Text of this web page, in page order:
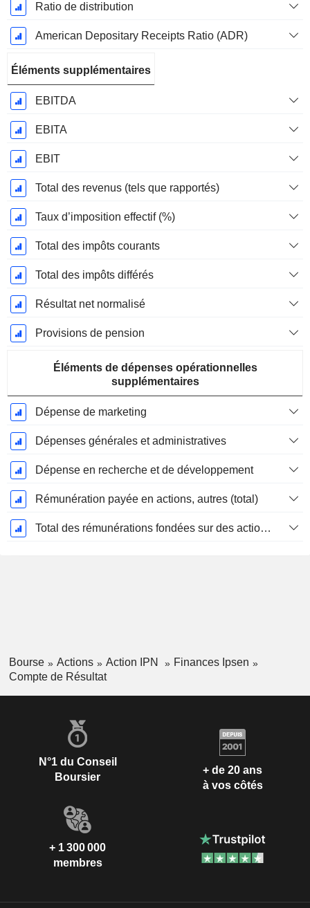
Ratio de distribution
American Depositary Receipts Ratio (ADR)
Éléments supplémentaires
EBITDA
EBITA
EBIT
Total des revenus (tels que rapportés)
Taux d’imposition effectif (%)
Total des impôts courants
Total des impôts différés
Résultat net normalisé
Provisions de pension
Éléments de dépenses opérationnelles
supplémentaires
Dépense de marketing
Dépenses générales et administratives
Dépense en recherche et de développement
Rémunération payée en actions, autres (total)
Total des rémunérations fondées sur des actions
Bourse Actions Action IPN
Finances Ipsen
Compte de Résultat
N°1 du Conseil
Boursier
+ de 20 ans
à vos côtés
+ 1 300 000
membres